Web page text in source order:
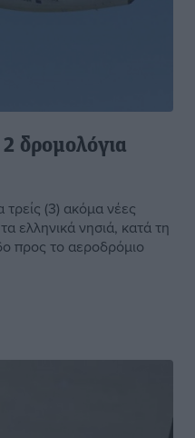
δρομολόγια
(3) ακόμα νέες
ελληνικά νησιά, κατά τη
προς το αεροδρόμιο